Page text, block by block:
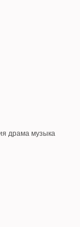
драма музыка